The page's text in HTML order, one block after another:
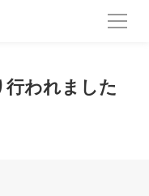
行われました